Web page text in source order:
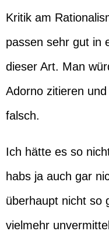
Kritik am
passen sehr gut in
dieser Art. Man
Adorno zitieren
falsch.
Ich hätte es so
habs ja auch gar
überhaupt nicht so
vielmehr